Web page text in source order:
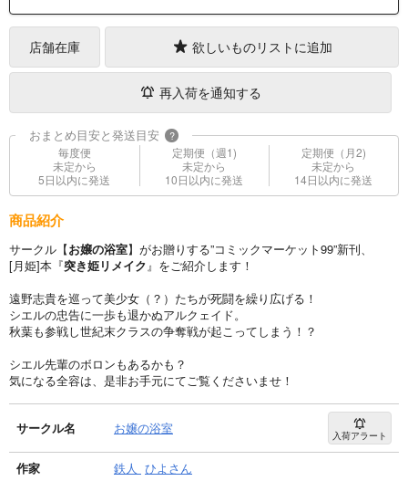
店舗在庫 欲しいものリストに追加
再入荷を通知する
おまとめ目安と発送目安 ?
毎度便
未定から
5日以内に発送
定期便（週1)
未定から
10日以内に発送
定期便（月2)
未定から
14日以内に発送
商品紹介
サークル【お嬢の浴室】がお贈りする”コミックマーケット99”新刊、
[月姫]本『突き姫リメイク 』をご紹介します！
遠野志貴を巡って美少女（？）たちが死闘を繰り広げる！
シエルの忠告に一歩も退かぬアルクェイド。
秋葉も参戦し世紀末クラスの争奪戦が起こってしまう！？
シエル先輩のボロンもあるかも？
気になる全容は、是非お手元にてご覧くださいませ！
サークル名 お嬢の浴室 入荷アラート
作家 鉄人 ひよさん